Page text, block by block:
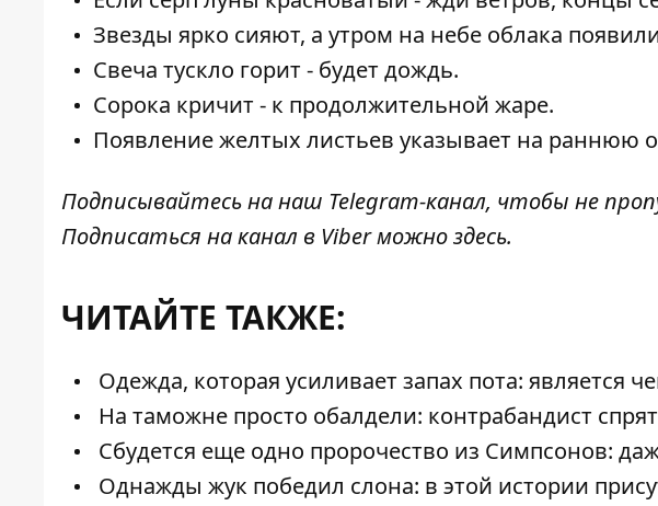
Звезды ярко сияют, а утром на небе облака
Свеча тускло горит - будет дождь.
Сорока кричит - к продолжительной жаре.
Появление желтых листьев указывает на раннюю
Подписывайтесь на наш Telegram-канал, чтобы не
Подписаться на канал в Viber можноздесь.
ЧИТАЙТЕ ТАКЖЕ:
Одежда, которая усиливает запах пота: является
На таможне просто обалдели: контрабандист
Сбудется еще одно пророчество из Симпсонов:
Однажды жук победил слона: в этой истории